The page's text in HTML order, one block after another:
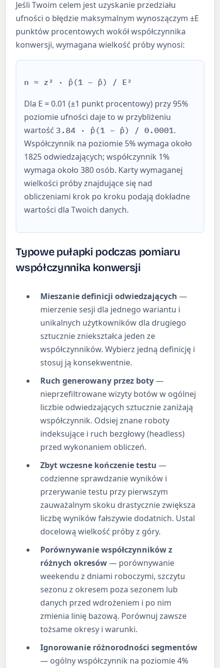
Jeśli Twoim celem jest uzyskanie przedziału
ufności o błędzie maksymalnym wynoszączym ±E
punktów procentowych wokół współczynnika
konwersji, wymagana wielkość próby wynosi:
n ≈ z² · p̂(1 − p̂) / E²
Dla E = 0.01 (±1 punkt procentowy) przy 95%
poziomie ufności daje to w przybliżeniu
wartość3.84 · p̂(1 − p̂) / 0.0001.
Współczynnik na poziomie 5% wymaga około
1825 odwiedzających; współczynnik 1%
wymaga około 380 osób. Karty wymaganej
wielkości próby znajdujące się nad
obliczeniami krok po kroku podają dokładne
wartości dla Twoich danych.
Typowe pułapki podczas pomiaru
współczynnika konwersji
Mieszanie definicji odwiedzających —
mierzenie sesji dla jednego wariantu i
unikalnych użytkowników dla drugiego
sztucznie zniekształca jeden ze
współczynników. Wybierz jedną definicję i
stosuj ją konsekwentnie.
Ruch generowany przez boty—
nieprzefiltrowane wizyty botów w ogólnej
liczbie odwiedzających sztucznie zaniżają
współczynnik. Odsiej znane roboty
indeksujące i ruch bezgłowy (headless)
przed wykonaniem obliczeń.
Zbyt wczesne kończenie testu —
codzienne sprawdzanie wyników i
przerywanie testu przy pierwszym
zauważalnym skoku drastycznie zwiększa
liczbę wyników fałszywie dodatnich. Ustal
docelową wielkość próby z góry.
Porównywanie współczynników z
różnych okresów— porównywanie
weekendu z dniami roboczymi, szczytu
sezonu z okresem poza sezonem lub
danych przed wdrożeniem i po nim
zmienia linię bazową. Porównuj zawsze
tożsame okresy i warunki.
Ignorowanie różnorodności segmentów
— ogólny współczynnik na poziomie 4%